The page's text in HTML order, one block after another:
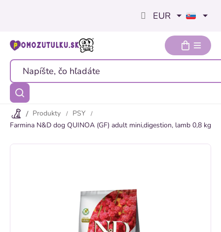
EUR
Produkty
PSY
Farmina N&D dog QUINOA (GF) adult mini,digestion, lamb 0,8 kg